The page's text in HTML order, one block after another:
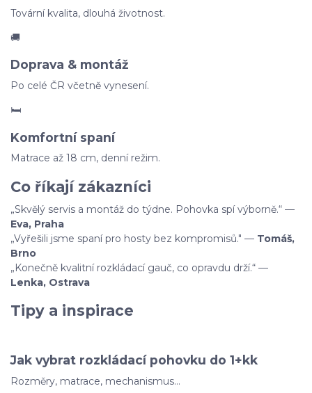
Tovární kvalita, dlouhá životnost.
🚚
Doprava & montáž
Po celé ČR včetně vynesení.
🛏
Komfortní spaní
Matrace až 18 cm, denní režim.
Co říkají zákazníci
„Skvělý servis a montáž do týdne. Pohovka spí výborně.“ —
Eva, Praha
„Vyřešili jsme spaní pro hosty bez kompromisů." — Tomáš,
Brno
„Konečně kvalitní rozkládací gauč, co opravdu drží.“ —
Lenka, Ostrava
Tipy a inspirace
Jak vybrat rozkládací pohovku do 1+kk
Rozměry, matrace, mechanismus…